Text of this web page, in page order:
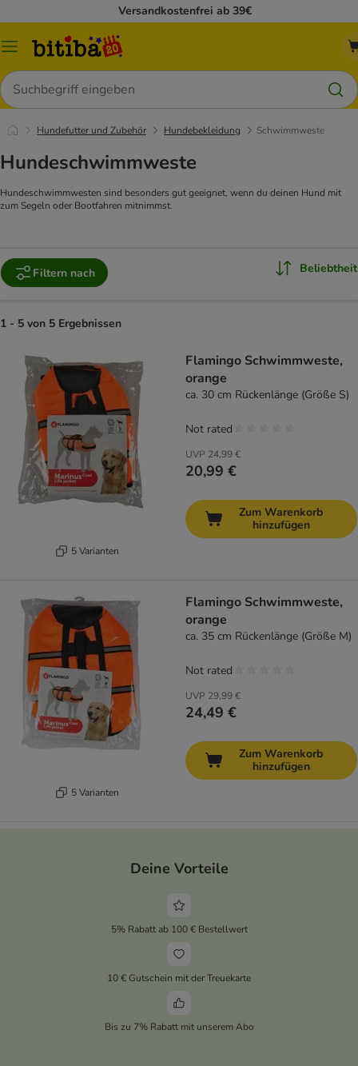
Versandkostenfrei ab 39€
Menü
Suchen
Hundefutter und Zubehör Hundebekleidung Schwimmweste
Hundeschwimmweste
Hundeschwimmwesten sind besonders gut geeignet, wenn du deinen Hund mit
zum Segeln oder Bootfahren mitnimmst.
Filtern nach Beliebtheit
1 - 5 von 5 Ergebnissen
5 Varianten
Flamingo Schwimmweste,
orange
ca. 30 cm Rückenlänge (Größe S)
UVP 24,99 €
20,99 €
Not rated
Zum Warenkorb
hinzufügen
5 Varianten
Flamingo Schwimmweste,
orange
ca. 35 cm Rückenlänge (Größe M)
UVP 29,99 €
24,49 €
Not rated
Zum Warenkorb
hinzufügen
Deine Vorteile
5% Rabatt ab 100 € Bestellwert
10 € Gutschein mit der Treuekarte
Bis zu 7% Rabatt mit unserem Abo